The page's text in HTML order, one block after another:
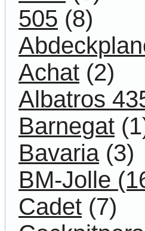
505 (8)
Achat (2)
Albatros
Barnegat
Bavaria(3)
BM-Jolle
Cadet (7)